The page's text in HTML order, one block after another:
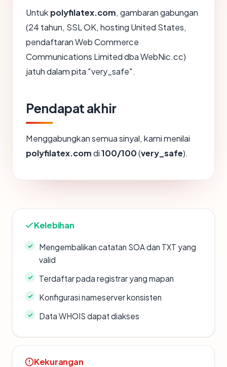
Untuk polyfilatex.com, gambaran gabungan
(24 tahun, SSL OK, hosting United States,
pendaftaran Web Commerce
Communications Limited dba WebNic.cc)
jatuh dalam pita "very_safe".
Pendapat akhir
Menggabungkan semua sinyal, kami menilai
polyfilatex.comdi100/100(very_safe).
Kelebihan
Mengembalikan catatan SOA dan TXT yang
valid
Terdaftar pada registrar yang mapan
Konfigurasi nameserver konsisten
Data WHOIS dapat diakses
Kekurangan